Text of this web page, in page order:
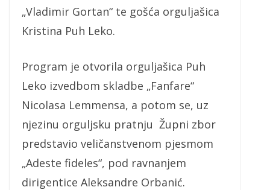
„Vladimir Gortan“ te gošća orguljašica
Kristina Puh Leko.
Program je otvorila orguljašica Puh
Leko izvedbom skladbe „Fanfare“
Nicolasa Lemmensa, a potom se, uz
njezinu orguljsku pratnju Župni zbor
predstavio veličanstvenom pjesmom
„Adeste fideles“, pod ravnanjem
dirigentice Aleksandre Orbanić.